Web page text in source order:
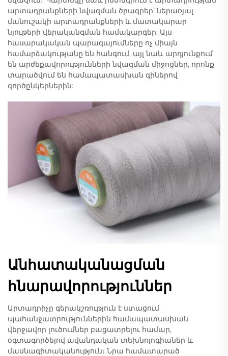
արտադրանքների նվազման ծրագրեր՝ ներառյալ
մանուշակի արտադրանքների և մատակարար
նյութերի վերականգման համակարգեր: Այս
հասարակական պարագայումները ոչ միայն
համարձակությանը են հանգում, այլ նաև արդյունքում
են արժեքավորությունների նվազման միջոցներ, որոնք
տարածվում են համապատասխան գիներով
գործընկերներին:
Անհատականացման
հնարավորություններ
Արտադրիչը գերակշռություն է ստացում
պահանջատրություններին համապատասխան
վերջավոր լուծումներ բացատրելու համար,
օգտագործելով ավանդական տեխնոլոգիաներ և
մասնագիտականություն։ Նրա համատարած